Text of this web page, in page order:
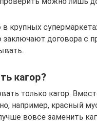
крупных
заключают договора с
кагор?
только кагор.
например, красный
вовсе заменить